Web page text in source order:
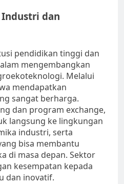
Industri dan
pendidikan tinggi dan
mengembangkan
Melalui
mendapatkan
sangat berharga.
dan program exchange,
langsung ke lingkungan
industri, serta
bisa membantu
di masa depan. Sektor
kesempatan kepada
dan inovatif.